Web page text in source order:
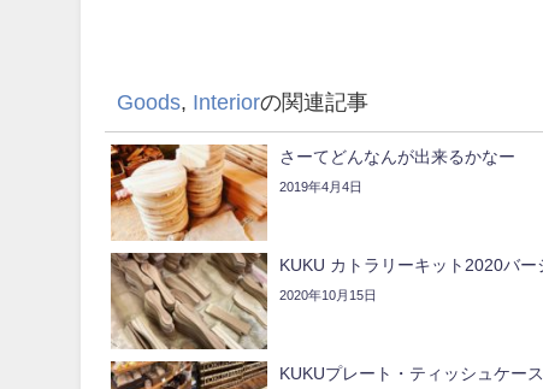
Goods Interiorの関連記事
さーてどんなんが出来るかなー
2019年4月4日
KUKU カトラリーキット2020バー
2020年10月15日
KUKUプレート・ティッシュケー